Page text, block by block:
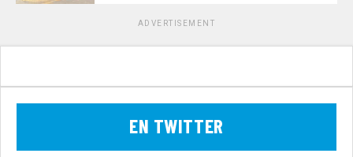
ADVERTISEMENT
EN TWITTER